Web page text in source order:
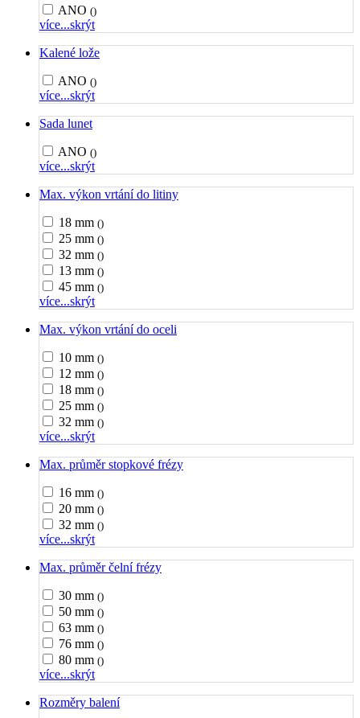
ANO ()
více...skrýt
Kalené lože
ANO ()
více...skrýt
Sada lunet
ANO ()
více...skrýt
Max. výkon vrtání do litiny
18 mm ()
25 mm ()
32 mm ()
13 mm ()
45 mm ()
více...skrýt
Max. výkon vrtání do oceli
10 mm ()
12 mm ()
18 mm ()
25 mm ()
32 mm ()
více...skrýt
Max. průměr stopkové frézy
16 mm ()
20 mm ()
32 mm ()
více...skrýt
Max. průměr čelní frézy
30 mm ()
50 mm ()
63 mm ()
76 mm ()
80 mm ()
více...skrýt
Rozměry balení